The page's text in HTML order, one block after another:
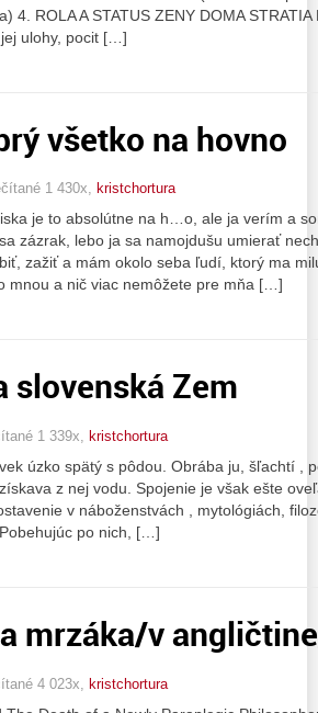
4. ROLA A STATUS ZENY DOMA
ulohy, pocit […]
všetko na hovno
1 430x, kristchortura
je to absolútne na h…o, ale ja verím a
zázrak, lebo ja sa namojdušu umierať
zažiť a mám okolo seba ľudí, ktorý ma
mnou a nič viac nemôžete pre mňa […]
slovenská Zem
1 339x, kristchortura
úzko spätý s pôdou. Obrába ju, šľachtí ,
z nej vodu. Spojenie je však ešte
v náboženstvách , mytológiách,
po nich, […]
mrzáka/v
4 023x, kristchortura